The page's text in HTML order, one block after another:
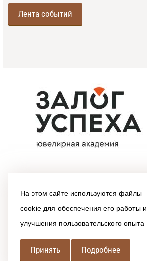
На этом сайте используются файлы
cookie для обеспечения его работы и
улучшения пользовательского опыта
Принять Подробнее
Лента событий